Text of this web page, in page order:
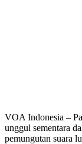
VOA Indonesia –
unggul sementara
pemungutan suara